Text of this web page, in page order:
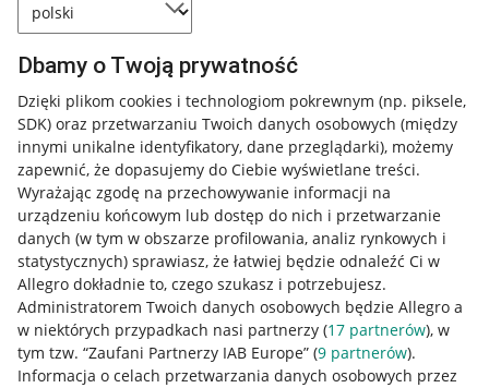
Dbamy o Twoją prywatność
Dzięki plikom cookies i technologiom pokrewnym (np. piksele,
SDK) oraz przetwarzaniu Twoich danych osobowych (między
innymi unikalne identyfikatory, dane przeglądarki), możemy
zapewnić, że dopasujemy do Ciebie wyświetlane treści.
Wyrażając zgodę na przechowywanie informacji na
urządzeniu końcowym lub dostęp do nich i przetwarzanie
danych (w tym w obszarze profilowania, analiz rynkowych i
statystycznych) sprawiasz, że łatwiej będzie odnaleźć Ci w
Allegro dokładnie to, czego szukasz i potrzebujesz.
Administratorem Twoich danych osobowych będzie Allegro a
w niektórych przypadkach nasi partnerzy (17 partnerów), w
tym tzw. “Zaufani Partnerzy IAB Europe” (9 partnerów).
Informacja o celach przetwarzania danych osobowych przez
Przydatne informacje